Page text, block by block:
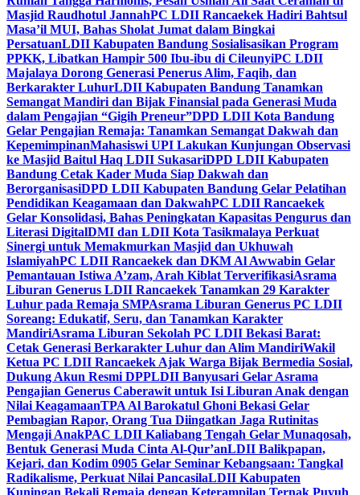
Masjid Raudhotul JannahPC LDII Rancaekek Hadiri Bahtsul
Masa’il MUI, Bahas Sholat Jumat dalam Bingkai
PersatuanLDII Kabupaten Bandung Sosialisasikan Program
PPKK, Libatkan Hampir 500 Ibu-ibu di CileunyiPC LDII
Majalaya Dorong Generasi Penerus Alim, Faqih, dan
Berkarakter LuhurLDII Kabupaten Bandung Tanamkan
Semangat Mandiri dan Bijak Finansial pada Generasi Muda
dalam Pengajian “Gigih Preneur”DPD LDII Kota Bandung
Gelar Pengajian Remaja: Tanamkan Semangat Dakwah dan
KepemimpinanMahasiswi UPI Lakukan Kunjungan Observasi
ke Masjid Baitul Haq LDII SukasariDPD LDII Kabupaten
Bandung Cetak Kader Muda Siap Dakwah dan
BerorganisasiDPD LDII Kabupaten Bandung Gelar Pelatihan
Pendidikan Keagamaan dan DakwahPC LDII Rancaekek
Gelar Konsolidasi, Bahas Peningkatan Kapasitas Pengurus dan
Literasi DigitalDMI dan LDII Kota Tasikmalaya Perkuat
Sinergi untuk Memakmurkan Masjid dan Ukhuwah
IslamiyahPC LDII Rancaekek dan DKM Al Awwabin Gelar
Pemantauan Istiwa A’zam, Arah Kiblat TerverifikasiAsrama
Liburan Generus LDII Rancaekek Tanamkan 29 Karakter
Luhur pada Remaja SMPAsrama Liburan Generus PC LDII
Soreang: Edukatif, Seru, dan Tanamkan Karakter
MandiriAsrama Liburan Sekolah PC LDII Bekasi Barat:
Cetak Generasi Berkarakter Luhur dan Alim MandiriWakil
Ketua PC LDII Rancaekek Ajak Warga Bijak Bermedia Sosial,
Dukung Akun Resmi DPPLDII Banyusari Gelar Asrama
Pengajian Generus Caberawit untuk Isi Liburan Anak dengan
Nilai KeagamaanTPA Al Barokatul Ghoni Bekasi Gelar
Pembagian Rapor, Orang Tua Diingatkan Jaga Rutinitas
Mengaji AnakPAC LDII Kaliabang Tengah Gelar Munaqosah,
Bentuk Generasi Muda Cinta Al-Qur’anLDII Balikpapan,
Kejari, dan Kodim 0905 Gelar Seminar Kebangsaan: Tangkal
Radikalisme, Perkuat Nilai PancasilaLDII Kabupaten